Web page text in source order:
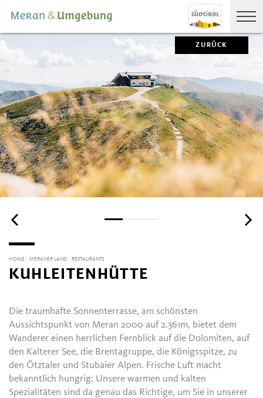
ZURÜCK
HOME MERANER LAND RESTAURANTS
KUHLEITENHÜTTE
Die traumhafte Sonnenterrasse, am schönsten
Aussichtspunkt von Meran 2000 auf 2.361m, bietet dem
Wanderer einen herrlichen Fernblick auf die Dolomiten, auf
den Kalterer See, die Brentagruppe, die Königsspitze, zu
den Ötztaler und Stubaier Alpen. Frische Luft macht
bekanntlich hungrig: Unsere warmen und kalten
Spezialitäten sind da genau das Richtige, um Sie in unserer